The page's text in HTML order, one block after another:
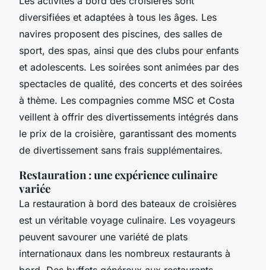
diversifiées et adaptées à tous les âges. Les
navires proposent des piscines, des salles de
sport, des spas, ainsi que des clubs pour enfants
et adolescents. Les soirées sont animées par des
spectacles de qualité, des concerts et des soirées
à thème. Les compagnies comme MSC et Costa
veillent à offrir des divertissements intégrés dans
le prix de la croisière, garantissant des moments
de divertissement sans frais supplémentaires.
Restauration : une expérience culinaire
variée
La restauration à bord des bateaux de croisières
est un véritable voyage culinaire. Les voyageurs
peuvent savourer une variété de plats
internationaux dans les nombreux restaurants à